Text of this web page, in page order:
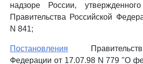
надзоре России,
Правительства Российской
N 841;
Постановления
Федерации от 17.07.98 N 779 "О